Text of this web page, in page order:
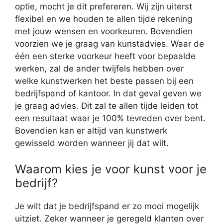
optie, mocht je dit prefereren. Wij zijn uiterst
flexibel en we houden te allen tijde rekening
met jouw wensen en voorkeuren. Bovendien
voorzien we je graag van kunstadvies. Waar de
één een sterke voorkeur heeft voor bepaalde
werken, zal de ander twijfels hebben over
welke kunstwerken het beste passen bij een
bedrijfspand of kantoor. In dat geval geven we
je graag advies. Dit zal te allen tijde leiden tot
een resultaat waar je 100% tevreden over bent.
Bovendien kan er altijd van kunstwerk
gewisseld worden wanneer jij dat wilt.
Waarom kies je voor kunst voor je
bedrijf?
Je wilt dat je bedrijfspand er zo mooi mogelijk
uitziet. Zeker wanneer je geregeld klanten over